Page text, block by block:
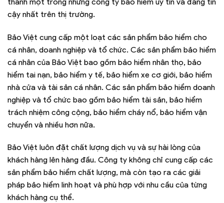
cậy nhất trên thị trường.
Bảo Việt cung cấp một loạt các sản phẩm bảo hiểm cho
cá nhân, doanh nghiệp và tổ chức. Các sản phẩm bảo hiểm
cá nhân của Bảo Việt bao gồm bảo hiểm nhân thọ, bảo
hiểm tai nạn, bảo hiểm y tế, bảo hiểm xe cơ giới, bảo hiểm
nhà cửa và tài sản cá nhân. Các sản phẩm bảo hiểm doanh
nghiệp và tổ chức bao gồm bảo hiểm tài sản, bảo hiểm
trách nhiệm công cộng, bảo hiểm cháy nổ, bảo hiểm vận
chuyển và nhiều hơn nữa.
Bảo Việt luôn đặt chất lượng dịch vụ và sự hài lòng của
khách hàng lên hàng đầu. Công ty không chỉ cung cấp các
sản phẩm bảo hiểm chất lượng, mà còn tạo ra các giải
pháp bảo hiểm linh hoạt và phù hợp với nhu cầu của từng
khách hàng cụ thể.